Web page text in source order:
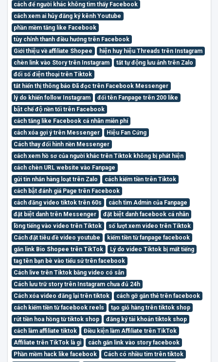
cách để người khác không tìm thấy Facebook
cách xem ai hủy đăng ký kênh Youtube
phần mềm tăng like Facebook
tùy chỉnh thanh điều hướng trên Facebook
Giới thiệu về affiliate Shopee
hiện huy hiệu Threads trên Instagram
chèn link vào Story trên Instagram
tắt tự động lưu ảnh trên Zalo
đổi số điện thoại trên Tiktok
tắt hiển thị thông báo Đã đọc trên Facebook Messenger
lý do khiến follow Instagram
đổi tên Fanpage trên 200 like
bật chế độ nền tối trên Facebook
cách tăng like Facebook cá nhân miễn phí
cách xóa gợi ý trên Messenger
Hiệu Fan Cứng
Cách thay đổi hình nền Messenger
cách xem hồ sơ của người khác trên Tiktok không bị phát hiện
cách chèn URL website vào Fanpage
gửi tin nhắn hàng loạt trên Zalo
cách kiếm tiền trên Tiktok
cách bật đánh giá Page trên Facebook
cách đăng video tiktok trên 60s
cách tìm Admin của Fanpage
đặt biệt danh trên Messenger
đặt biệt danh facebook cá nhân
lồng tiếng vào video trên Tiktok
số lượt xem video trên Tiktok
Cách đặt tiêu đề video youtube
kiếm tiền từ fanpage facebook
gắn link Bio Shopee trên TikTok
Lý do video Tiktok bị mất tiếng
tag tên bạn bè vào tiểu sử trên facebook
Cách live trên Tiktok bằng video có sẵn
Cách lưu trữ story trên Instagram chưa đủ 24h
Cách xóa video đăng lại trên tiktok
cách gỡ gắn thẻ trên facebook
cách kiếm tiền từ facebook reels
tạo giỏ hàng trên tiktok shop
rút tiền hoa hồng từ tiktok shop
đăng ký tài khoản tiktok shop
cách làm affiliate tiktok
Điều kiện làm Affiliate trên TikTok
Affiliate trên TikTok là gì
cách gắn link vào story facebook
Phần mềm hack like facebook
Cách có nhiều tim trên tiktok